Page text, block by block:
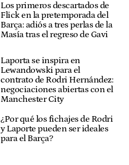
Los primeros descartados de
Flick en la pretemporada del
Barça: adiós a tres perlas de la
Masía tras el regreso de Gavi
Laporta se inspira en
Lewandowski para el
contrato de Rodri Hernández:
negociaciones abiertas con el
Manchester City
¿Por qué los fichajes de Rodri
y Laporte pueden ser ideales
para el Barça?